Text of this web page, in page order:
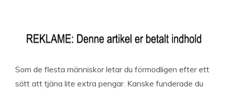
Som de flesta människor letar du förmodligen efter ett
sätt att tjäna lite extra pengar. Kanske funderade du